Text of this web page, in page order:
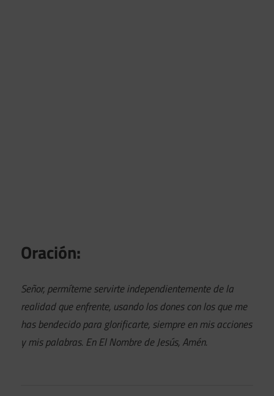
Oración:
Señor, permíteme servirte independientemente de la
realidad que enfrente, usando los dones con los que me
has bendecido para glorificarte, siempre en mis acciones
y mis palabras. En El Nombre de Jesús, Amén.